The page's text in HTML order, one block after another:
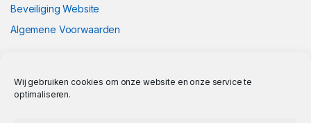
Wij gebruiken cookies om onze website en onze service te
optimaliseren.
Beveiliging Website
Algemene Voorwaarden